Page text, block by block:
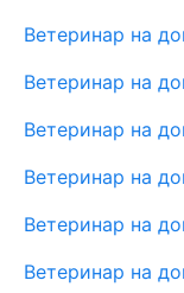
Ветеринар на
Ветеринар на
Ветеринар на
Ветеринар на
Ветеринар на
Ветеринар на